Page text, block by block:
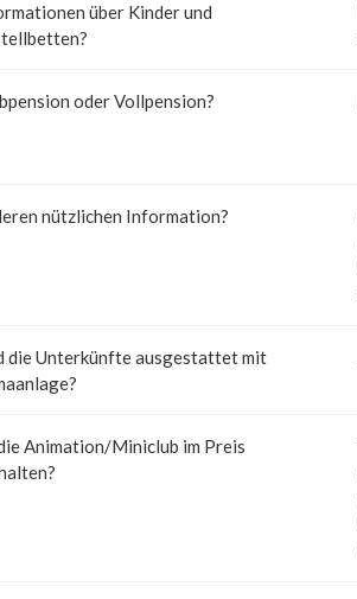
über Kinder und
oder Vollpension?
nützlichen Information?
die Unterkünfte ausgestattet mit
Animation/Miniclub im Preis